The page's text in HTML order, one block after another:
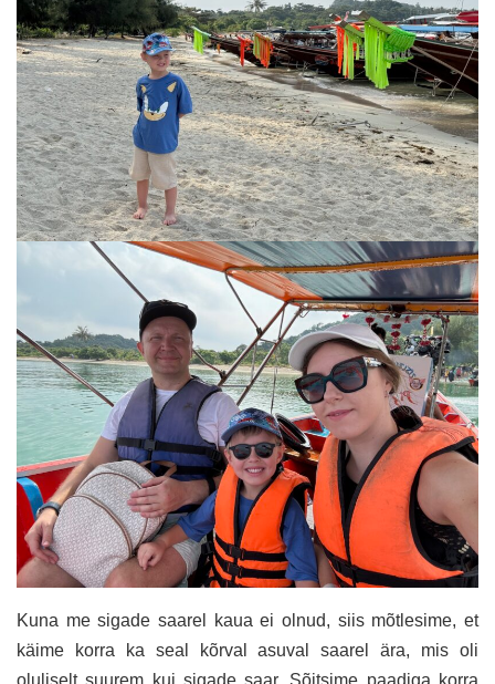
Kuna me sigade saarel kaua ei olnud, siis mõtlesime, et
käime korra ka seal kõrval asuval saarel ära, mis oli